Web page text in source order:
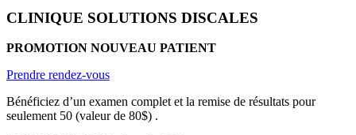
CLINIQUE SOLUTIONS DISCALES
PROMOTION NOUVEAU PATIENT
Prendre rendez-vous
Bénéficiez d’un examen complet et la remise de résultats pour
seulement 50 (valeur de 80$) .